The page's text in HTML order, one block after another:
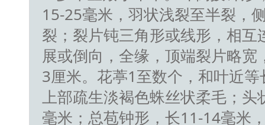
15-25毫米，羽状浅裂至半裂，
裂；裂片钝三角形或线形，相互
展或倒向，全缘，顶端裂片略宽
3厘米。花葶1至数个，和叶近
上部疏生淡褐色蛛丝状柔毛；头
毫米；总苞钟形，长11-14毫米